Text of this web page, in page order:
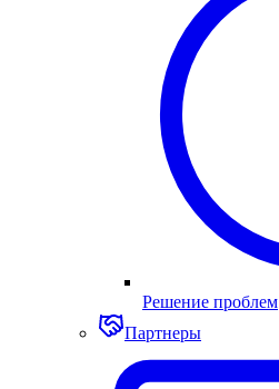
Решение проблем
Партнеры